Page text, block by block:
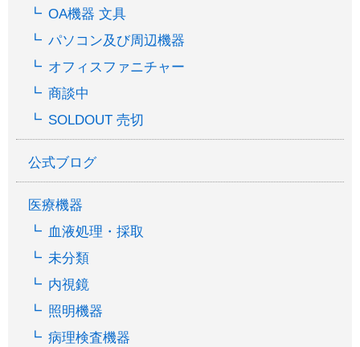
OA機器 文具
パソコン及び周辺機器
オフィスファニチャー
商談中
SOLDOUT 売切
公式ブログ
医療機器
血液処理・採取
未分類
内視鏡
照明機器
病理検査機器